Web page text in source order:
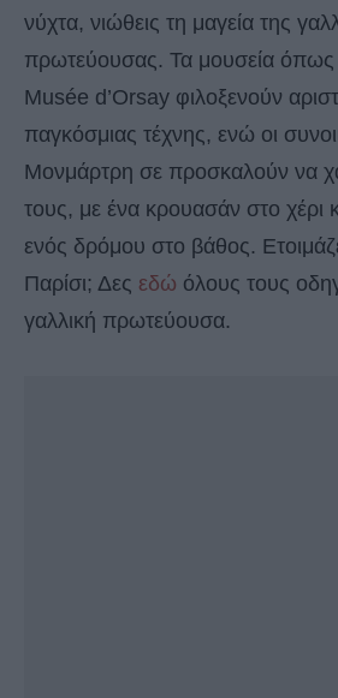
νύχτα, νιώθεις τη μαγεία της
πρωτεύουσας. Τα μουσεία όπως
Musée d’Orsay φιλοξενούν
παγκόσμιας τέχνης, ενώ οι
Μονμάρτρη σε προσκαλούν να
τους, με ένα κρουασάν στο χέρι
ενός δρόμου στο βάθος.
Παρίσι; Δες εδώ όλους τους
γαλλική πρωτεύουσα.